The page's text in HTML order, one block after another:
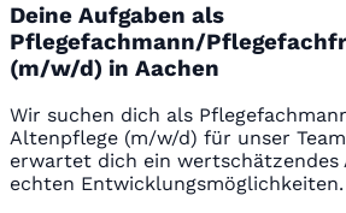
Deine Aufgaben als
Pflegefachmann/
(m/w/d) in Aachen
Wir suchen dich als
Altenpflege (m/w/d) für unser
erwartet dich ein
echten Entwicklungsmöglichkeiten.